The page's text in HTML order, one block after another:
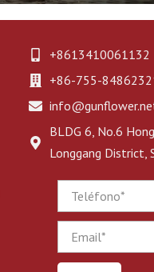
+8613410061132
+86-755-
BLDG 6, No.6
Longgang District,